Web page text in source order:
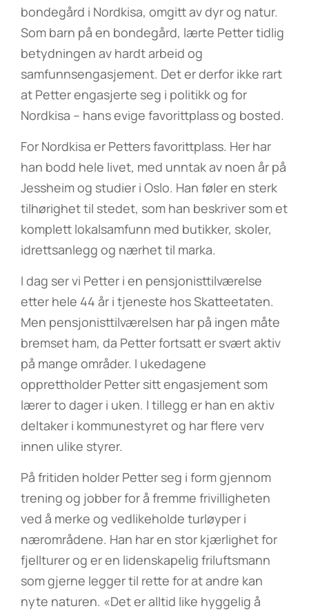
bondegård i Nordkisa, omgitt av dyr og natur.
Som barn på en bondegård, lærte Petter tidlig
betydningen av hardt arbeid og
samfunnsengasjement. Det er derfor ikke rart
at Petter engasjerte seg i politikk og for
Nordkisa – hans evige favorittplass og bosted.
For Nordkisa er Petters favorittplass. Her har
han bodd hele livet, med unntak av noen år på
Jessheim og studier i Oslo. Han føler en sterk
tilhørighet til stedet, som han beskriver som et
komplett lokalsamfunn med butikker, skoler,
idrettsanlegg og nærhet til marka.
I dag ser vi Petter i en pensjonisttilværelse
etter hele 44 år i tjeneste hos Skatteetaten.
Men pensjonisttilværelsen har på ingen måte
bremset ham, da Petter fortsatt er svært aktiv
på mange områder. I ukedagene
opprettholder Petter sitt engasjement som
lærer to dager i uken. I tillegg er han en aktiv
deltaker i kommunestyret og har flere verv
innen ulike styrer.
På fritiden holder Petter seg i form gjennom
trening og jobber for å fremme frivilligheten
ved å merke og vedlikeholde turløyper i
nærområdene. Han har en stor kjærlighet for
fjellturer og er en lidenskapelig friluftsmann
som gjerne legger til rette for at andre kan
nyte naturen. «Det er alltid like hyggelig å